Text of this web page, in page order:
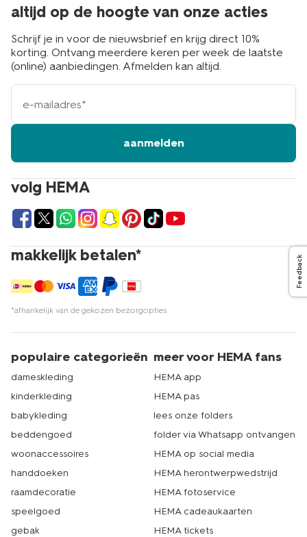
volg HEMA
makkelijk betalen*
*afhankelijk van de gekozen bezorgopties
altijd op de hoogte van onze acties
Schrijf je in voor de nieuwsbrief en krijg direct 10%
korting. Ontvang meerdere keren per week de laatste
(online) aanbiedingen. Afmelden kan altijd.
e-
mailadres
aanmelden
populaire categorieën
dameskleding
kinderkleding
babykleding
beddengoed
woonaccessoires
handdoeken
raamdecoratie
speelgoed
gebak
meer voor HEMA fans
HEMA app
HEMA pas
lees onze folders
folder via Whatsapp ontvangen
HEMA op social media
HEMA herontwerpwedstrijd
HEMA fotoservice
HEMA cadeaukaarten
HEMA tickets
Feedback